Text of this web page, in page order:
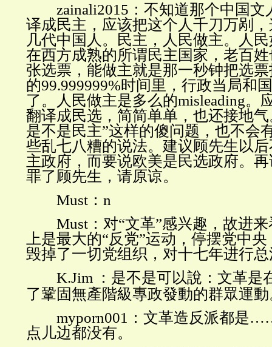
zainali2015 ：不知道那个中国文
译成民主，应该把这个人千刀万剐
几代中国人。民主，人民做主。人
在西方成熟的所谓民主国家，老百
张选票，能做主就是那一秒钟把选
的99.999999%时间里，行政当局和
了。人民做主是多么的misleading。
翻译成民选，简简单单，也还接地
是不是民主”这样的傻问题，也不会
些乱七八糟的说法。建议顾先生以
主政府，而要说欧美是民选政府。
罪了顾先生，请原谅。
Must ： n
Must ：对“文革”感兴趣，故进
上是最大的“反党”运动，停摆党中
毁掉了一切党组织，对十七年进行
K.Jim
：是不是可以說：文革是
了鞏固無產階級專政發動的群眾運
myporn001 ：文革造反派都是
点儿边都没有。